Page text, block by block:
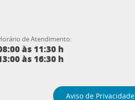
de Atendimento:
às 11:30 h
às 16:30 h
Aviso de Privacidade